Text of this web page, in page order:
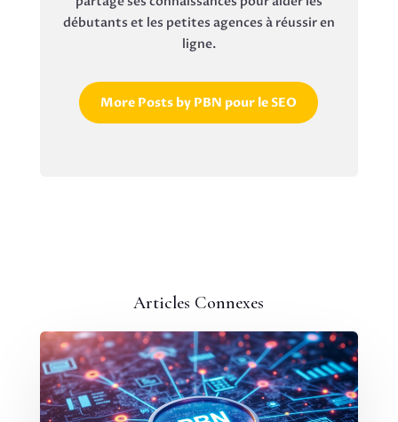
débutants et les petites agences à réussir en
ligne.
More Posts by PBN pour le SEO
Articles Connexes